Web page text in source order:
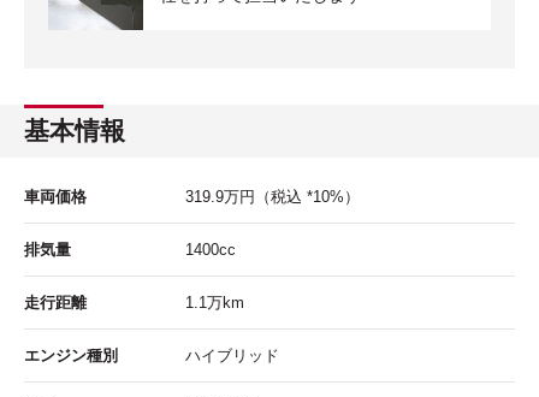
基本情報
車両価格 319.9万円 （税込 *10%）
排気量 1400cc
走行距離 1.1万km
エンジン種別 ハイブリッド